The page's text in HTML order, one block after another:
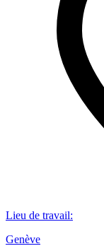
Lieu de travail:
Genève